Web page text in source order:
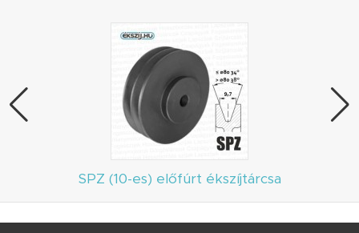
SPZ (10-es) előfúrt ékszíjtárcsa